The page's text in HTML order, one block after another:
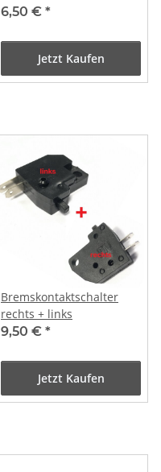
6,50 € *
Jetzt Kaufen
Bremskontaktschalter
rechts + links
9,50 € *
Jetzt Kaufen